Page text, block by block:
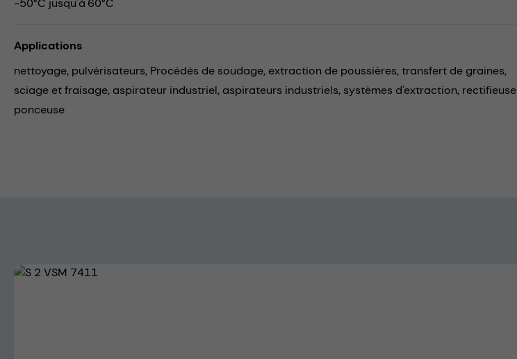
-50°C jusqu'à 60°C
Applications
nettoyage, pulvérisateurs, Procédés de soudage, extraction de poussières,transfert de graines,
sciage et fraisage, aspirateur industriel, aspirateurs industriels, systèmes d'extraction, rectifieuse
ponceuse
Skip image gallery